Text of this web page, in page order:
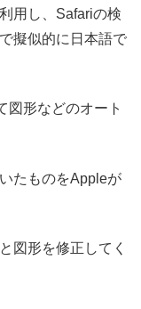
用し、Safariの検
擬似的に日本語で
図形などのオート
たものをAppleが
図形を修正してく